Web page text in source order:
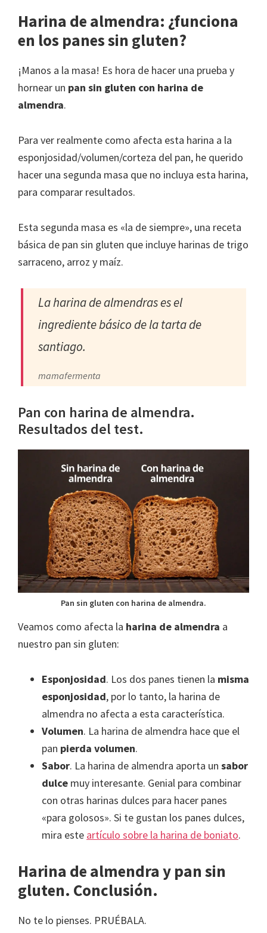
Harina de almendra: ¿funciona
en los panes sin gluten?
¡Manos a la masa! Es hora de hacer una prueba y
hornear un pan sin gluten con harina de
almendra.
Para ver realmente como afecta esta harina a la
esponjosidad/volumen/corteza del pan, he querido
hacer una segunda masa que no incluya esta harina,
para comparar resultados.
Esta segunda masa es «la de siempre», una receta
básica de pan sin gluten que incluye harinas de trigo
sarraceno, arroz y maíz.
La harina de almendras es el
ingrediente básico de la tarta de
santiago.
mamafermenta
Pan con harina de almendra.
Resultados del test.
Pan sin gluten con harina de almendra.
Veamos como afecta la harina de almendra a
nuestro pan sin gluten:
Esponjosidad. Los dos panes tienen la misma
esponjosidad, por lo tanto, la harina de
almendra no afecta a esta característica.
Volumen. La harina de almendra hace que el
pan pierda volumen.
Sabor. La harina de almendra aporta un sabor
dulce muy interesante. Genial para combinar
con otras harinas dulces para hacer panes
«para golosos». Si te gustan los panes dulces,
mira este artículo sobre la harina de boniato.
Harina de almendra y pan sin
gluten. Conclusión.
No te lo pienses. PRUÉBALA.